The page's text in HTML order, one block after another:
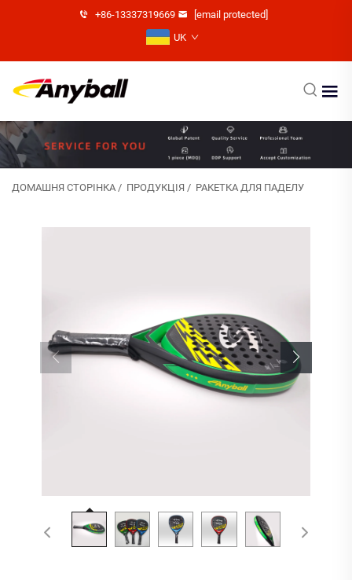
+86-13337319669
[email protected]
UK
ДОМАШНЯ СТОРІНКА / ПРОДУКЦІЯ / РАКЕТКА ДЛЯ ПАДЕЛУ